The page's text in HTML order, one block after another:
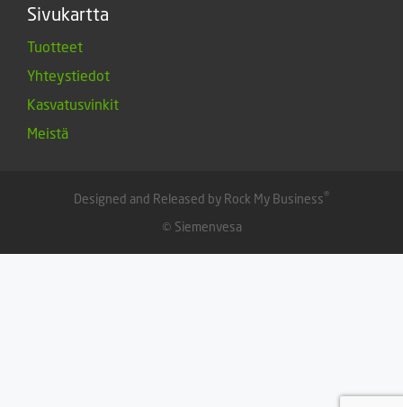
Sivukartta
Tuotteet
Yhteystiedot
Kasvatusvinkit
Meistä
Designed and Released by Rock My Business®
© Siemenvesa